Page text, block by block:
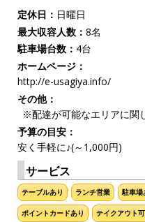
定休日： 日曜日
最大収容人数： 8名
駐車場台数： 4台
ホームページ：
http://e-usagiya.info/
その他：
※配達が可能なエリアに関
予算の目安：
安く手軽に♪(～1,000円)
サービス
テーブルあり ランチ営業 駐車場
ポイントカードあり テイクアウト可